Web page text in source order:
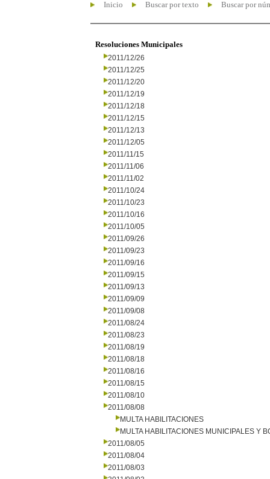
Inicio Buscar por texto Buscar por
Resoluciones Municipales
2011/12/26
2011/12/25
2011/12/20
2011/12/19
2011/12/18
2011/12/15
2011/12/13
2011/12/05
2011/11/15
2011/11/06
2011/11/02
2011/10/24
2011/10/23
2011/10/16
2011/10/05
2011/09/26
2011/09/23
2011/09/16
2011/09/15
2011/09/13
2011/09/09
2011/09/08
2011/08/24
2011/08/23
2011/08/19
2011/08/18
2011/08/16
2011/08/15
2011/08/10
2011/08/08
MULTA HABILITACIONES
MULTA HABILITACIONES MUNICIPALES Y
2011/08/05
2011/08/04
2011/08/03